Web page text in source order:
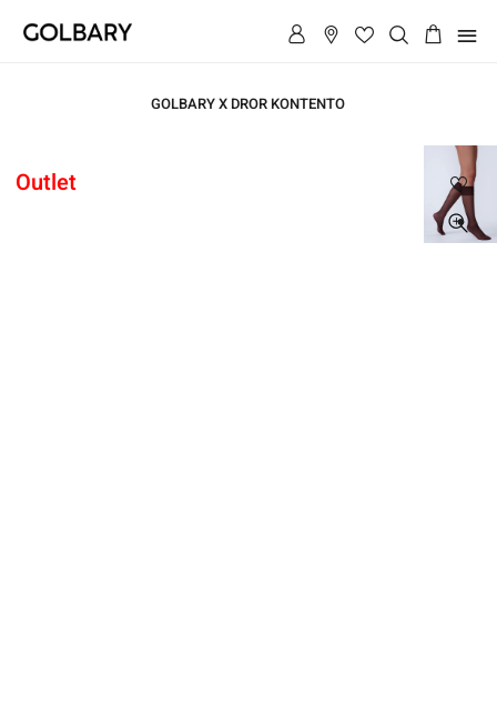
תפריט
GOLBARY X DROR KONTENTO
ראשי
ראשי
מארז
2
זוגות
Outlet